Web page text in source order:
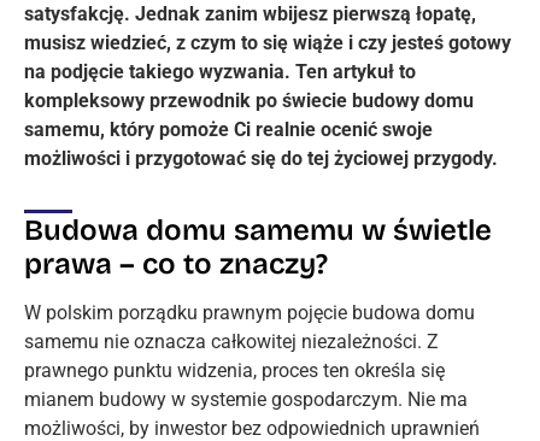
satysfakcję. Jednak zanim wbijesz pierwszą łopatę,
musisz wiedzieć, z czym to się wiąże i czy jesteś gotowy
na podjęcie takiego wyzwania. Ten artykuł to
kompleksowy przewodnik po świecie budowy domu
samemu, który pomoże Ci realnie ocenić swoje
możliwości i przygotować się do tej życiowej przygody.
Budowa domu samemu w świetle
prawa – co to znaczy?
W polskim porządku prawnym pojęcie budowa domu
samemu nie oznacza całkowitej niezależności. Z
prawnego punktu widzenia, proces ten określa się
mianem budowy w systemie gospodarczym. Nie ma
możliwości, by inwestor bez odpowiednich uprawnień